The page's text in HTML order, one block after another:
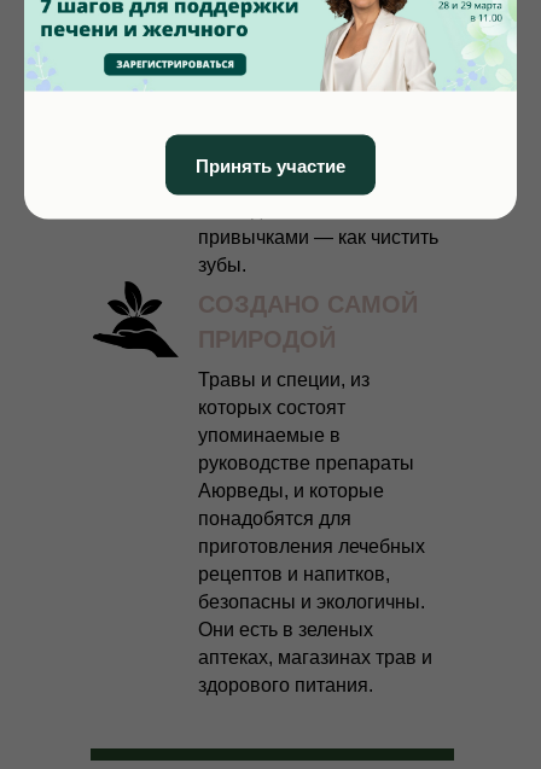
ЗОЖ, чтобы поправить
иммунитет.
Сама система достаточно
универсальна, чтобы вы с
сделали ее своими мелкими
привычками — как чистить
зубы.
СОЗДАНО САМОЙ
ПРИРОДОЙ
Травы и специи, из
которых состоят
упоминаемые в
руководстве препараты
Аюрведы, и которые
понадобятся для
приготовления лечебных
рецептов и напитков,
безопасны и экологичны.
Они есть в зеленых
аптеках, магазинах трав и
здорового питания.
Принять участие